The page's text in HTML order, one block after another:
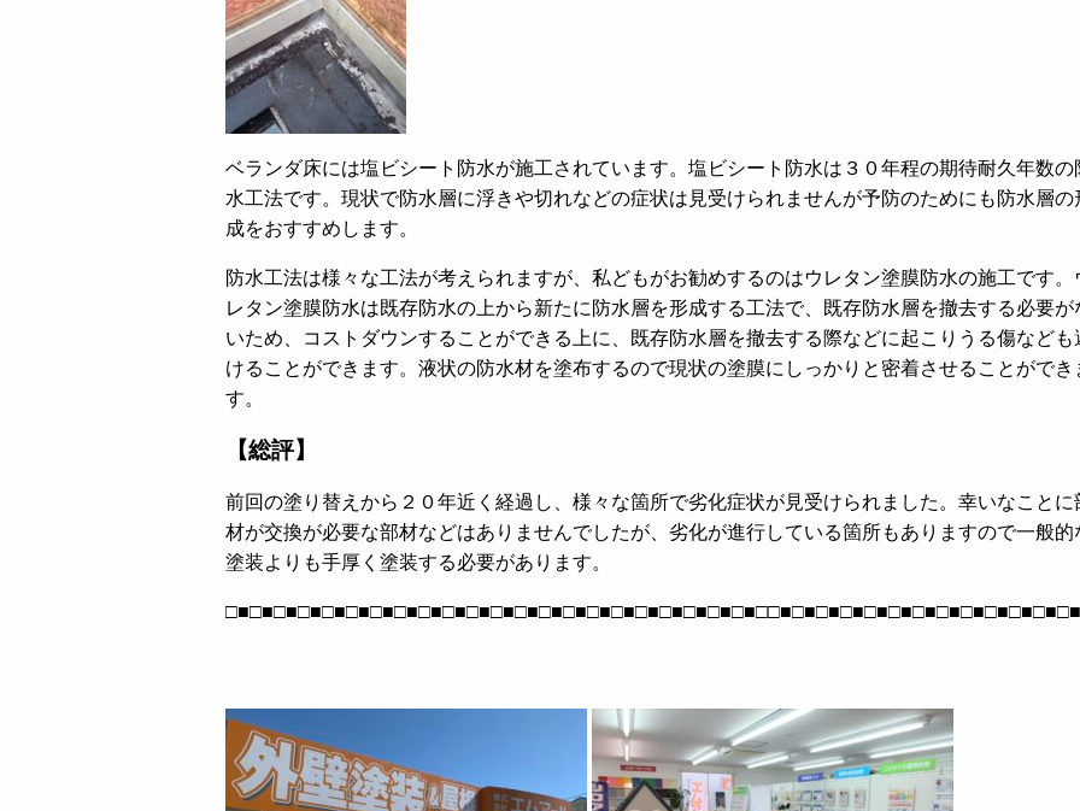
ベランダ床には塩ビシート防水が施工されています。塩ビシート防水は３０年程の期待耐久年数の
水工法です。現状で防水層に浮きや切れなどの症状は見受けられませんが予防のためにも防水層の
成をおすすめします。
防水工法は様々な工法が考えられますが、私どもがお勧めするのはウレタン塗膜防水の施工です。
レタン塗膜防水は既存防水の上から新たに防水層を形成する工法で、既存防水層を撤去する必要が
いため、コストダウンすることができる上に、既存防水層を撤去する際などに起こりうる傷なども
けることができます。液状の防水材を塗布するので現状の塗膜にしっかりと密着させることができ
す。
【総評】
前回の塗り替えから２０年近く経過し、様々な箇所で劣化症状が見受けられました。幸いなことに
材が交換が必要な部材などはありませんでしたが、劣化が進行している箇所もありますので一般的
塗装よりも手厚く塗装する必要があります。